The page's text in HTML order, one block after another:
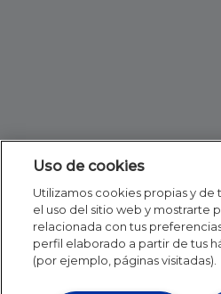
Uso de cookies
Utilizamos cookies propias y de
el uso del sitio web y mostrarte
relacionada con tus
perfil elaborado a partir de tus
(por ejemplo, páginas visitadas).